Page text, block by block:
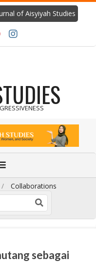
of Aisyiyah Studies
Collaborations
sebagai